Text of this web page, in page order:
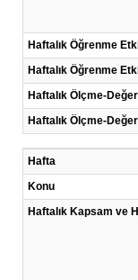
Haftalık Öğrenme
Haftalık Öğrenme
Haftalık Ölçme-
Haftalık Ölçme-
Hafta
Konu
Haftalık Kapsam ve